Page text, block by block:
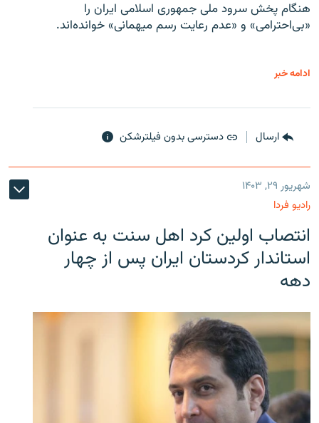
هنگام پخش سرود ملی جمهوری اسلامی ایران را
«بی‌احترامی» و «عدم رعایت رسم میهمانی» خوانده‌اند.
ادامه خبر
ارسال دسترسی بدون فیلترشکن
شهریور ۲۹, ۱۴۰۳
رادیو فردا
انتصاب اولین کرد اهل سنت به عنوان
استاندار کردستان ایران پس از چهار
دهه